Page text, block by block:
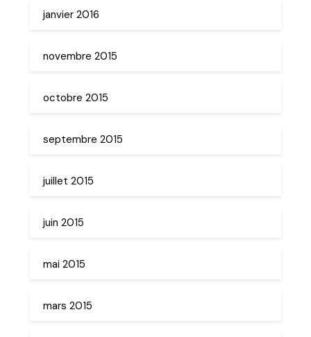
janvier 2016
novembre 2015
octobre 2015
septembre 2015
juillet 2015
juin 2015
mai 2015
mars 2015